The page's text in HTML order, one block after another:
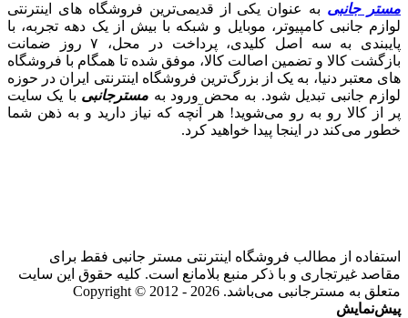
مستر جانبی به عنوان یکی از قدیمی‌ترین فروشگاه های اینترنتی
لوازم جانبی کامپیوتر، موبایل و شبکه با بیش از یک دهه تجربه، با
پایبندی به سه اصل کلیدی، پرداخت در محل، ۷ روز ضمانت
بازگشت کالا و تضمین اصالت کالا، موفق شده تا همگام با فروشگاه‌
های معتبر دنیا، به یک از بزرگ‌ترین فروشگاه اینترنتی ایران در حوزه
لوازم جانبی تبدیل شود. به محض ورود به مسترجانبی با یک سایت
پر از کالا رو به رو می‌شوید! هر آنچه که نیاز دارید و به ذهن شما
خطور می‌کند در اینجا پیدا خواهید کرد.
استفاده از مطالب فروشگاه اینترنتی مستر جانبی فقط برای
مقاصد غیرتجاری و با ذکر منبع بلامانع است. کلیه حقوق این سایت
متعلق به مسترجانبی می‌باشد. Copyright © 2012 - 2026
پیش‌نمایش